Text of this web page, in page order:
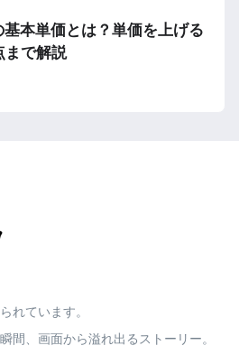
本単価とは？単価を上げる
まで解説
れています。
間、画面から溢れ出るストーリー。